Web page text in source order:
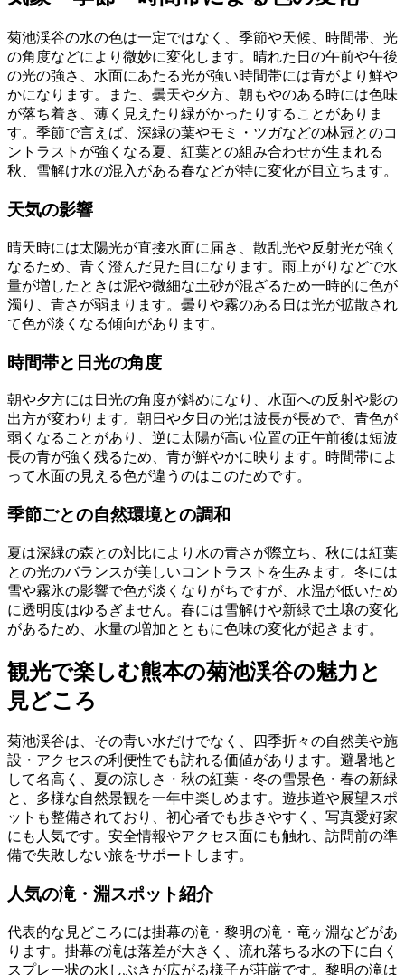
菊池渓谷の水の色は一定ではなく、季節や天候、時間帯、光
の角度などにより微妙に変化します。晴れた日の午前や午後
の光の強さ、水面にあたる光が強い時間帯には青がより鮮や
かになります。また、曇天や夕方、朝もやのある時には色味
が落ち着き、薄く見えたり緑がかったりすることがありま
す。季節で言えば、深緑の葉やモミ・ツガなどの林冠とのコ
ントラストが強くなる夏、紅葉との組み合わせが生まれる
秋、雪解け水の混入がある春などが特に変化が目立ちます。
天気の影響
晴天時には太陽光が直接水面に届き、散乱光や反射光が強く
なるため、青く澄んだ見た目になります。雨上がりなどで水
量が増したときは泥や微細な土砂が混ざるため一時的に色が
濁り、青さが弱まります。曇りや霧のある日は光が拡散され
て色が淡くなる傾向があります。
時間帯と日光の角度
朝や夕方には日光の角度が斜めになり、水面への反射や影の
出方が変わります。朝日や夕日の光は波長が長めで、青色が
弱くなることがあり、逆に太陽が高い位置の正午前後は短波
長の青が強く残るため、青が鮮やかに映ります。時間帯によ
って水面の見える色が違うのはこのためです。
季節ごとの自然環境との調和
夏は深緑の森との対比により水の青さが際立ち、秋には紅葉
との光のバランスが美しいコントラストを生みます。冬には
雪や霧氷の影響で色が淡くなりがちですが、水温が低いため
に透明度はゆるぎません。春には雪解けや新緑で土壌の変化
があるため、水量の増加とともに色味の変化が起きます。
観光で楽しむ熊本の菊池渓谷の魅力と
見どころ
菊池渓谷は、その青い水だけでなく、四季折々の自然美や施
設・アクセスの利便性でも訪れる価値があります。避暑地と
して名高く、夏の涼しさ・秋の紅葉・冬の雪景色・春の新緑
と、多様な自然景観を一年中楽しめます。遊歩道や展望スポ
ットも整備されており、初心者でも歩きやすく、写真愛好家
にも人気です。安全情報やアクセス面にも触れ、訪問前の準
備で失敗しない旅をサポートします。
人気の滝・淵スポット紹介
代表的な見どころには掛幕の滝・黎明の滝・竜ヶ淵などがあ
ります。掛幕の滝は落差が大きく、流れ落ちる水の下に白く
スプレー状の水しぶきが広がる様子が荘厳です。黎明の滝は